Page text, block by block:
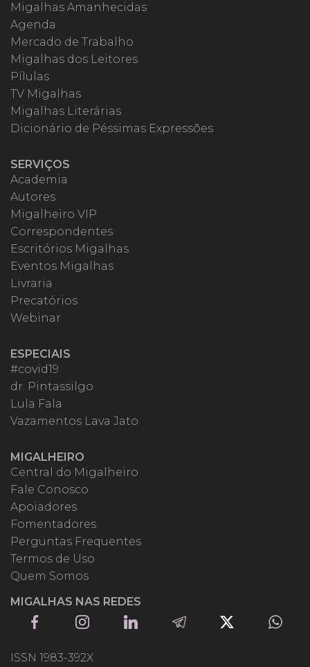
Migalhas Amanhecidas
Agenda
Mercado de Trabalho
Migalhas dos Leitores
Pílulas
TV Migalhas
Migalhas Literárias
Dicionário de Péssimas Expressões
SERVIÇOS
Academia
Autores
Migalheiro VIP
Correspondentes
Escritórios Migalhas
Eventos Migalhas
Livraria
Precatórios
Webinar
ESPECIAIS
#covid19
dr. Pintassilgo
Lula Fala
Vazamentos Lava Jato
MIGALHEIRO
Central do Migalheiro
Fale Conosco
Apoiadores
Fomentadores
Perguntas Frequentes
Termos de Uso
Quem Somos
MIGALHAS NAS REDES
ISSN 1983-392X